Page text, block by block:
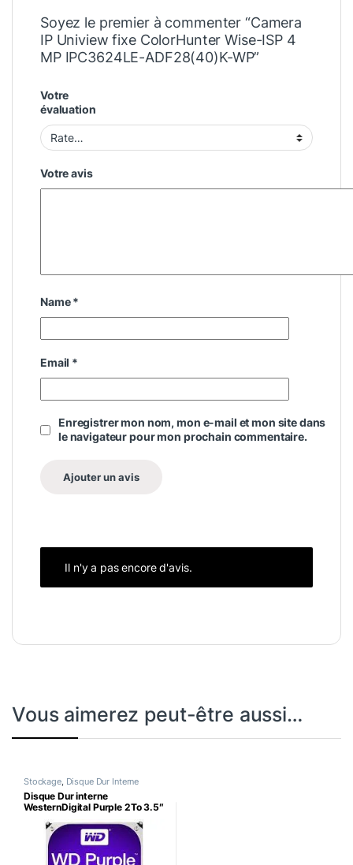
Soyez le premier à commenter “Camera
IP Uniview fixe ColorHunter Wise-ISP 4
MP IPC3624LE-ADF28(40)K-WP”
Votre
évaluation
Votre avis
Name*
Email *
Enregistrer mon nom, mon e-mail et mon site dans
le navigateur pour mon prochain commentaire.
Il n'y a pas encore d'avis.
Vous aimerez peut-être aussi…
Stockage, Disque Dur Interne
Disque Dur interne
WesternDigital Purple 2To 3.5″